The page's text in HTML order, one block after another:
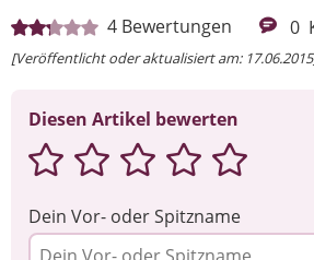
4 Bewertungen 0
[Veröffentlicht oder aktualisiert am:
Diesen Artikel bewerten
Dein Vor- oder Spitzname
Ihre Nachricht